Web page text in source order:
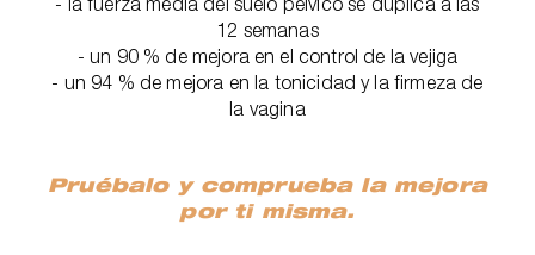
12 semanas
- un 90 % de mejora en el control de la vejiga
- un 94 % de mejora en la tonicidad y la firmeza de
la vagina
Pruébalo y comprueba la mejora
por ti misma.